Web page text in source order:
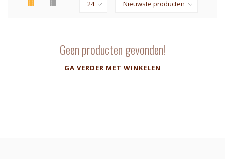
Geen producten gevonden!
GA VERDER MET WINKELEN